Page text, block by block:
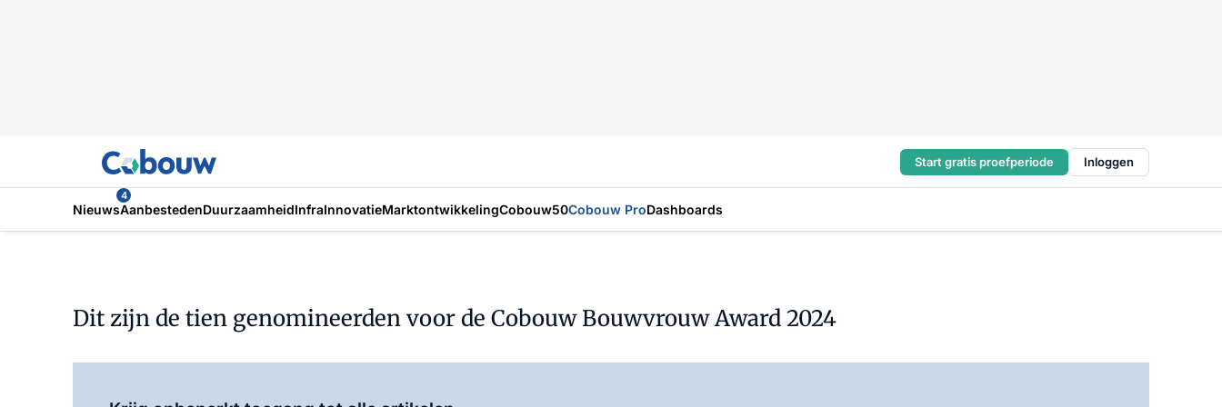
Start gratis proefperiode Inloggen
Nieuws
4
AanbestedenDuurzaamheidInfraInnovatieMarktontwikkelingCobouw50Cobouw ProDashboards
Dit zijn de tien genomineerden voor de Cobouw Bouwvrouw Award 2024